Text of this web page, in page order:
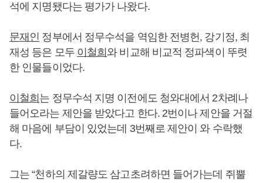
석에 지명됐다는 평가가 나왔다.
문재인 정부에서 정무수석을 역임한 전병헌, 강기정, 최
재성 등은 모두 이철희 와 비교해 비교적 정파색이 뚜렷
한 인물들이었다.
이철희 는 정무수석 지명 이전에도 청와대에서 2차례나
들어오라는 제안을 받았다고 한다. 2번이나 제안을 거절
해 마음에 부담이 있었는데 3번째로 제안이 와 수락했
다.
그는 “천하의 제갈량도 삼고초려하면 들어가는데 쥐뿔